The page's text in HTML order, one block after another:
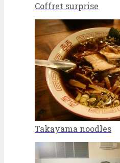
Coffret surprise
Takayama noodles